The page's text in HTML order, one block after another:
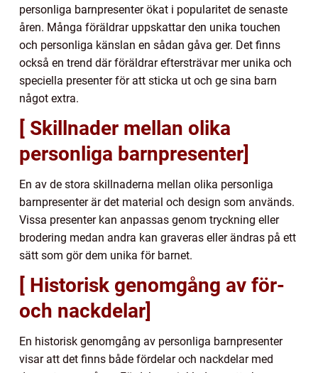
personliga barnpresenter ökat i popularitet de senaste
åren. Många föräldrar uppskattar den unika touchen
och personliga känslan en sådan gåva ger. Det finns
också en trend där föräldrar eftersträvar mer unika och
speciella presenter för att sticka ut och ge sina barn
något extra.
[ Skillnader mellan olika
personliga barnpresenter]
En av de stora skillnaderna mellan olika personliga
barnpresenter är det material och design som används.
Vissa presenter kan anpassas genom tryckning eller
brodering medan andra kan graveras eller ändras på ett
sätt som gör dem unika för barnet.
[ Historisk genomgång av för-
och nackdelar]
En historisk genomgång av personliga barnpresenter
visar att det finns både fördelar och nackdelar med